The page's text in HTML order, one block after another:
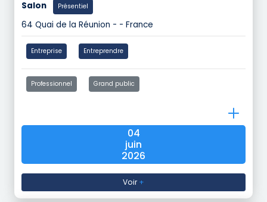
Salon Présentiel
64 Quai de la Réunion - - France
Entreprise Entreprendre
Professionnel Grand public
04
juin
2026
Voir+